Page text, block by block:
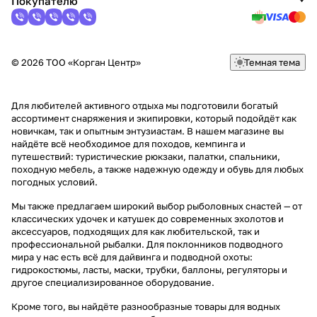
© 2026 ТОО «Корган Центр» Темная тема
Для любителей активного отдыха мы подготовили богатый
ассортимент снаряжения и экипировки, который подойдёт как
новичкам, так и опытным энтузиастам. В нашем магазине вы
найдёте всё необходимое для походов, кемпинга и
путешествий: туристические рюкзаки, палатки, спальники,
походную мебель, а также надежную одежду и обувь для любых
погодных условий.
Мы также предлагаем широкий выбор рыболовных снастей — от
классических удочек и катушек до современных эхолотов и
аксессуаров, подходящих для как любительской, так и
профессиональной рыбалки. Для поклонников подводного
мира у нас есть всё для дайвинга и подводной охоты:
гидрокостюмы, ласты, маски, трубки, баллоны, регуляторы и
другое специализированное оборудование.
Кроме того, вы найдёте разнообразные товары для водных